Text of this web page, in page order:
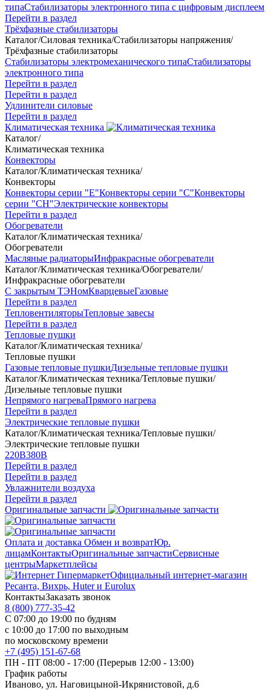
типаСтабилизаторы электронного типа с цифровым дисплеем
Перейти в раздел
Трёхфазные стабилизаторы
Каталог/Силовая техника/Стабилизаторы напряжения/
Трёхфазные стабилизаторы
Стабилизаторы электромеханического типаСтабилизаторы
электронного типа
Перейти в раздел
Перейти в раздел
Удлинители силовые
Перейти в раздел
Климатическая техника
Каталог/
Климатическая техника
Конвекторы
Каталог/Климатическая техника/
Конвекторы
Конвекторы серии "Е"Конвекторы серии "С"Конвекторы
серии "СН"Электрические конвекторы
Перейти в раздел
Обогреватели
Каталог/Климатическая техника/
Обогреватели
Масляные радиаторыИнфракрасные обогреватели
Каталог/Климатическая техника/Обогреватели/
Инфракрасные обогреватели
С закрытым ТЭНомКварцевыеГазовые
Перейти в раздел
ТепловентиляторыТепловые завесы
Перейти в раздел
Тепловые пушки
Каталог/Климатическая техника/
Тепловые пушки
Газовые тепловые пушкиДизельные тепловые пушки
Каталог/Климатическая техника/Тепловые пушки/
Дизельные тепловые пушки
Непрямого нагреваПрямого нагрева
Перейти в раздел
Электрические тепловые пушки
Каталог/Климатическая техника/Тепловые пушки/
Электрические тепловые пушки
220В380В
Перейти в раздел
Перейти в раздел
Увлажнители воздуха
Перейти в раздел
Оригинальные запчасти
Оплата и доставка Обмен и возвратЮр.
лицамКонтактыОригинальные запчастиСервисные
центрыМаркетплейсы
Официальный интернет-магазин
Ресанта, Вихрь, Huter и Eurolux
КонтактыЗаказать звонок
8 (800) 777-35-42
С 07:00 до 19:00 по будням
с 10:00 до 17:00 по выходным
по московскому времени
+7 (495) 151-67-68
ПН - ПТ 08:00 - 17:00 (Перерыв 12:00 - 13:00)
График работы
Иваново, ул. Наговицыной-Икрянистовой, д.6